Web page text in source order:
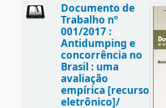
Documento de
Trabalho nº
001/2017 :
Antidumping e
concorrência no
Brasil : uma
avaliação
empírica [recurso
eletrônico]/